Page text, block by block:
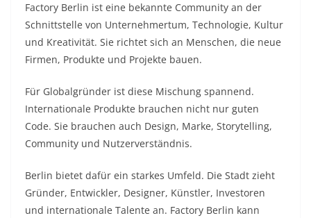
Factory Berlin ist eine bekannte Community an der
Schnittstelle von Unternehmertum, Technologie, Kultur
und Kreativität. Sie richtet sich an Menschen, die neue
Firmen, Produkte und Projekte bauen.
Für Globalgründer ist diese Mischung spannend.
Internationale Produkte brauchen nicht nur guten
Code. Sie brauchen auch Design, Marke, Storytelling,
Community und Nutzerverständnis.
Berlin bietet dafür ein starkes Umfeld. Die Stadt zieht
Gründer, Entwickler, Designer, Künstler, Investoren
und internationale Talente an. Factory Berlin kann